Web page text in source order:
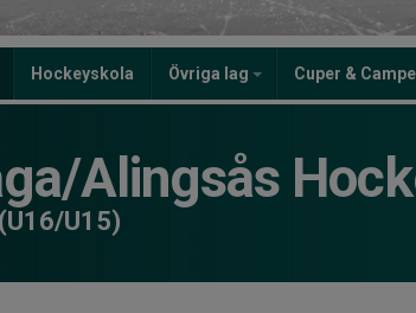
Hockeyskola Övriga lag Cuper &
Alingsås
U15)